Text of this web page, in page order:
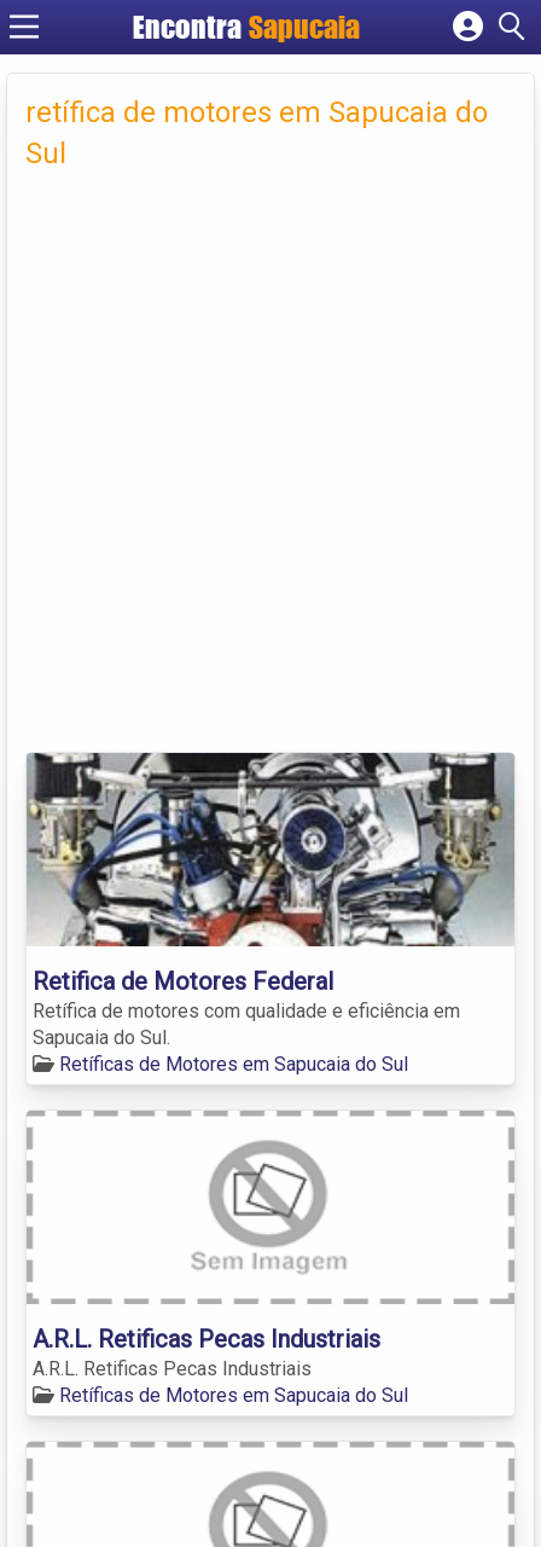
Encontra
Cadastrar empresa
Criar conta
retífica de motores em Sapucaia do
Sul
Retifica de Motores Federal
Retífica de motores com qualidade e eficiência em
Sapucaia do Sul.
Retíficas de Motores em Sapucaia do Sul
A.R.L. Retificas Pecas Industriais
A.R.L. Retificas Pecas Industriais
Retíficas de Motores em Sapucaia do Sul